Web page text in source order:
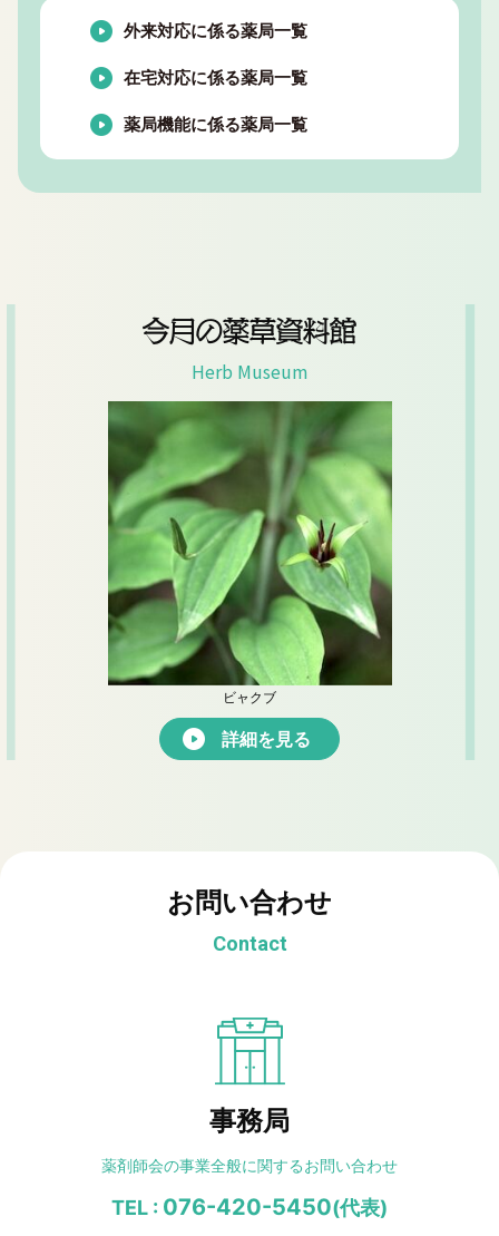
外来対応に係る薬局一覧
在宅対応に係る薬局一覧
薬局機能に係る薬局一覧
今月の薬草資料館
Herb Museum
ビャクブ
詳細を見る
お問い合わせ
Contact
事務局
薬剤師会の事業全般に関するお問い合わせ
TEL : 076-420-5450(代表)